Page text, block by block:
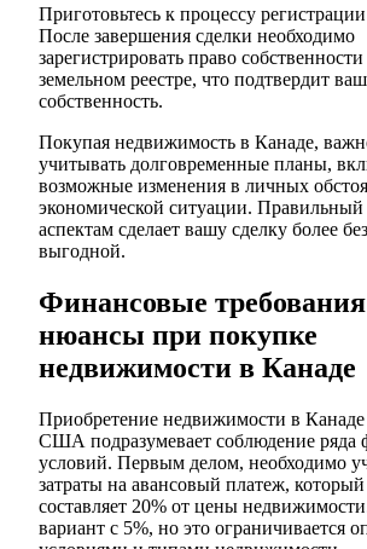
Приготовьтесь к процессу
После завершения сделки необходимо
зарегистрировать право
земельном реестре, что подтвердит
собственность.
Покупая недвижимость в Канаде,
учитывать долговременные планы,
возможные изменения в личных
экономической ситуации.
аспектам сделает вашу сделку более
выгодной.
Финансовые
нюансы при покупке
недвижимости в Канаде
Приобретение недвижимости в Канаде
США подразумевает соблюдение ряда
условий. Первым делом, необходимо
затраты на авансовый платеж, который
составляет 20% от цены
вариант с 5%, но это ограничивается